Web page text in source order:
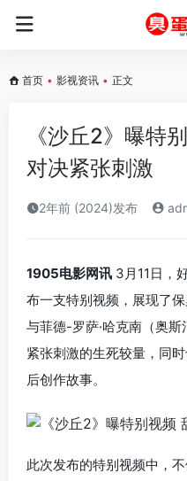
首页 • 影视资讯 • 正文
《沙丘2》曝特
对决紧张刺激
2年前 (2024)发布
1905电影网讯 3月11日，
布一支特别视频，展现了保
与菲德-罗萨·哈克南（奥斯
紧张刺激的生死较量，同
后创作故事。
此次发布的特别视频中，